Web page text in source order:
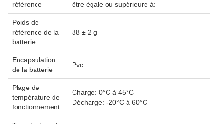
référence
être égale ou supérieure à:
Poids de
référence de la
batterie
88 ± 2 g
Encapsulation
de la batterie
Pvc
Plage de
température de
fonctionnement
Charge: 0°C à 45°C
Décharge: -20°C à 60°C